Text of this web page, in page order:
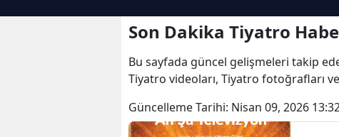
Son Dakika Tiyatro
Bu sayfada güncel gelişmeleri takip
Tiyatro videoları, Tiyatro fotoğrafları
Güncelleme Tarihi: Nisan 09, 2026